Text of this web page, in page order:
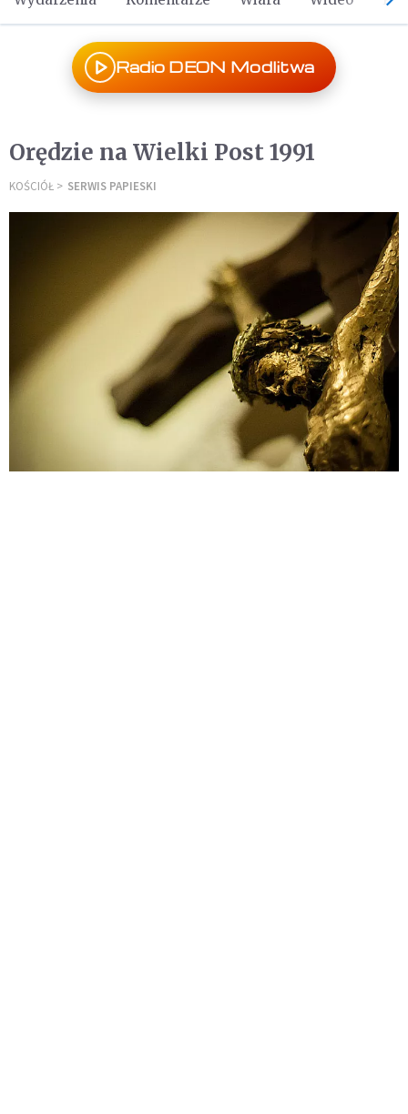
Radio DEON Modlitwa
Orędzie na Wielki Post 1991
KOŚCIÓŁ SERWIS PAPIESKI